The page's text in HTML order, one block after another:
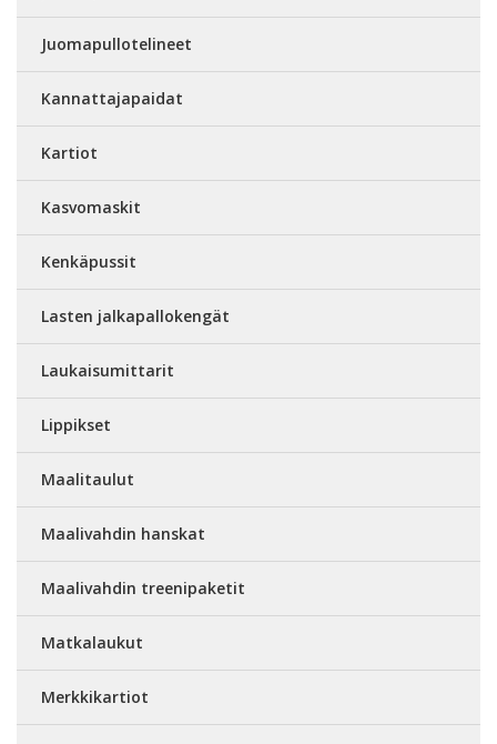
Juomapullotelineet
Kannattajapaidat
Kartiot
Kasvomaskit
Kenkäpussit
Lasten jalkapallokengät
Laukaisumittarit
Lippikset
Maalitaulut
Maalivahdin hanskat
Maalivahdin treenipaketit
Matkalaukut
Merkkikartiot